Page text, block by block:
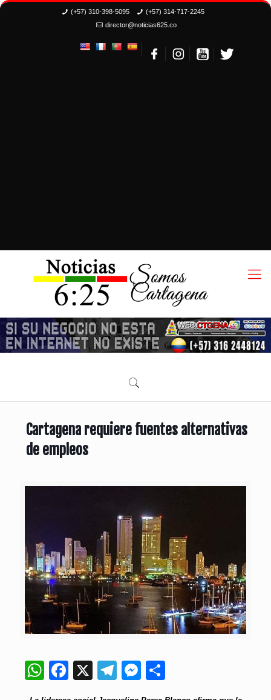
(+57) 310-398-5095
(+57) 314-717-2245
director@noticias625.co
Cartagena requiere fuentes alternativas
de empleos
WhatsApp
Facebook
X Telegram
Messenger